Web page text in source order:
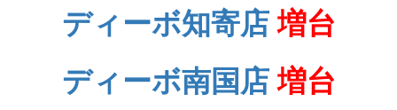
ディーボ知寄店増台
ディーボ南国店増台